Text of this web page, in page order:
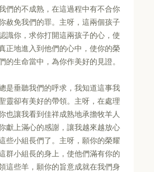
們的不成熟，在這過程中有不合你
赦免我們的罪。主呀，這兩個孩子
識你，求你打開這兩孩子的心，使
正地進入到他們的心中，使你的榮
的生命當中，為你作美好的見證。
是垂聽我們的呼求，我知道這事我
靈卻有美好的帶領。主呀，在處理
也讓我看到佳祥成熟地承擔牧羊人
獻上滿心的感謝，讓我越來越放心
些小組長們了。主呀，願你的榮耀
群小組長的身上，使他們滿有你的
這些羊，願你的旨意成就在我們身